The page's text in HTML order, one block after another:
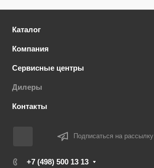
Каталог
Компания
Сервисные центры
Дилеры
Контакты
Подписаться на рассылку
+7 (498) 500 13 13